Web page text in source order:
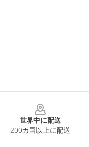
世界中に配送
200カ国以上に配送